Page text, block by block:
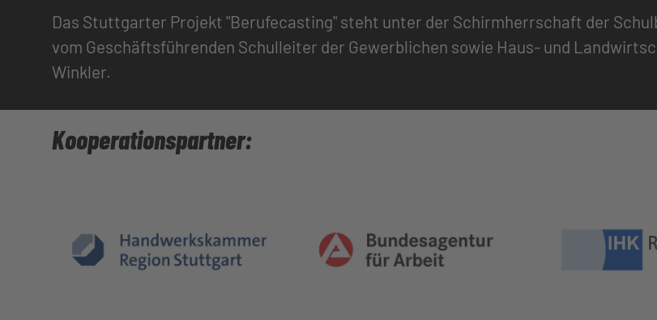
Das Stuttgarter Projekt "Berufecasting" steht unter der Schirmherrschaft der
vom Geschäftsführenden Schulleiter der Gewerblichen sowie Haus- und
Winkler.
Kooperationspartner: